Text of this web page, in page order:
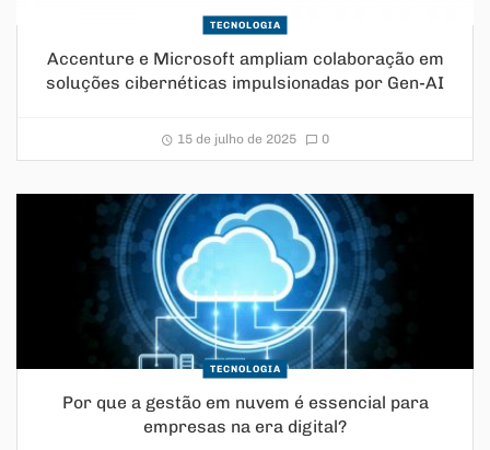
TECNOLOGIA
Accenture e Microsoft ampliam colaboração em
soluções cibernéticas impulsionadas por Gen-AI
15 de julho de 2025 0
TECNOLOGIA
Por que a gestão em nuvem é essencial para
empresas na era digital?